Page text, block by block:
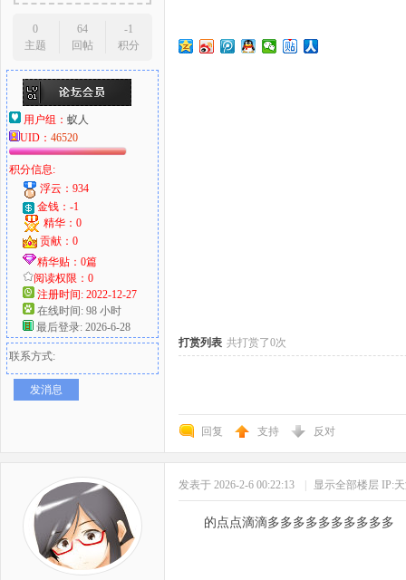
爱
0
主题
64
回帖
-1
积分
用户组： 蚁人
UID： 46520
积分信息:
浮云：934
金钱：-1
精华：0
贡献：0
精华贴：0篇
阅读权限：0
注册时间: 2022-12-27
在线时间: 98 小时
最后登录: 2026-6-28
联系方式:
发消息
打赏列表 共打赏了0次
回复 支持 反对
发表于 2026-2-6 00:22:13 显示全部楼层 IP:
的点点滴滴多多多多多多多多多多